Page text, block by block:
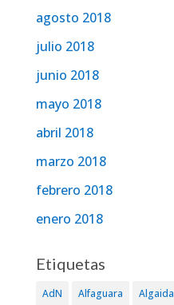
agosto 2018
julio 2018
junio 2018
mayo 2018
abril 2018
marzo 2018
febrero 2018
enero 2018
Etiquetas
AdN Alfaguara Algaida